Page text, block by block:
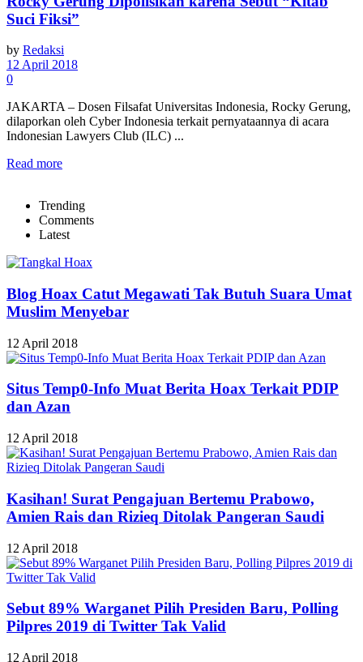
Suci Fiksi”
by Redaksi
12 April 2018
0
JAKARTA – Dosen Filsafat Universitas Indonesia, Rocky Gerung,
dilaporkan oleh Cyber Indonesia terkait pernyataannya di acara
Indonesian Lawyers Club (ILC) ...
Read more
Trending
Comments
Latest
Blog Hoax Catut Megawati Tak Butuh Suara Umat
Muslim Menyebar
12 April 2018
Situs Temp0-Info Muat Berita Hoax Terkait PDIP
dan Azan
12 April 2018
Kasihan! Surat Pengajuan Bertemu Prabowo,
Amien Rais dan Rizieq Ditolak Pangeran Saudi
12 April 2018
Sebut 89% Warganet Pilih Presiden Baru, Polling
Pilpres 2019 di Twitter Tak Valid
12 April 2018